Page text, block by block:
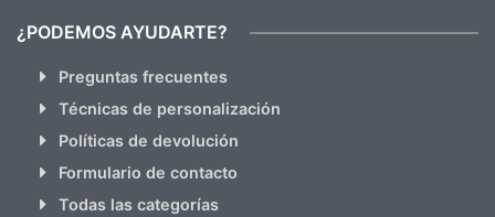
¿PODEMOS AYUDARTE?
Preguntas frecuentes
Técnicas de personalización
Políticas de devolución
Formulario de contacto
Todas las categorías